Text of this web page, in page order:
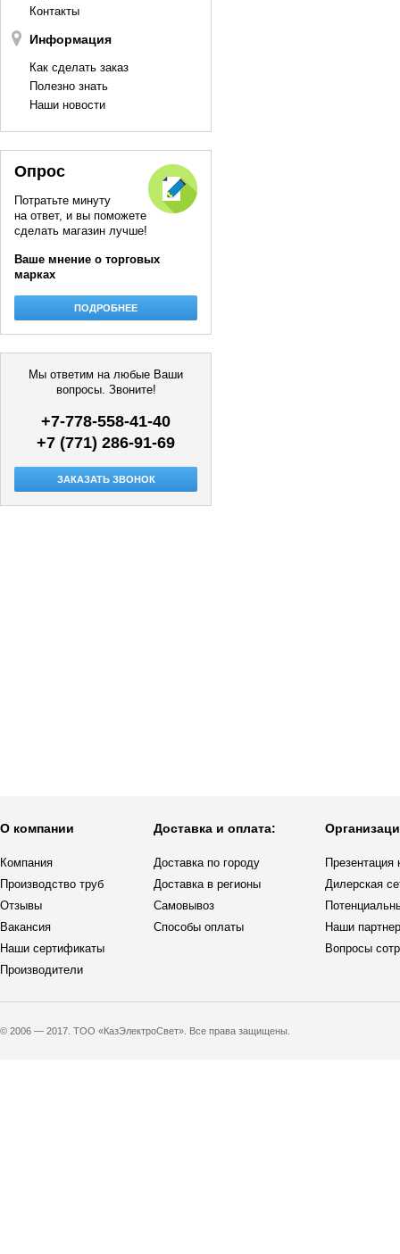
Контакты
Информация
Как сделать заказ
Полезно знать
Наши новости
Опрос
Потратьте минуту
на ответ, и вы поможете
сделать магазин лучше!
Ваше мнение о торговых
марках
ПОДРОБНЕЕ
Мы ответим на любые Ваши
вопросы. Звоните!
+7-778-558-41-40
+7 (771) 286-91-69
ЗАКАЗАТЬ ЗВОНОК
О компании
Компания
Производство труб
Отзывы
Вакансия
Наши сертификаты
Производители
Доставка и оплата:
Доставка по городу
Доставка в регионы
Самовывоз
Способы оплаты
Презентация
Дилерская
Наши
Вопросы
© 2006 — 2017. ТОО «КазЭлектроСвет». Все права защищены.